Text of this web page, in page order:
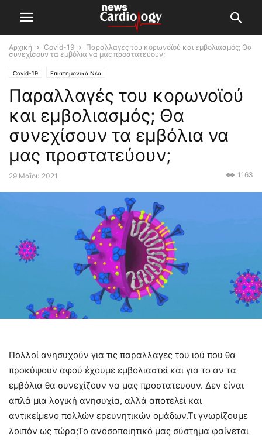
Αρχική Covid-19
Παραλλαγές του κορωνοϊού και εμβολιασμός; Θα
συνεχίσουν τα εμβόλια να μας προστατεύουν;
Covid-19 Επιστημονικά Νέα
Παραλλαγές του κορωνοϊού
και εμβολιασμός; Θα
συνεχίσουν τα εμβόλια να
μας προστατεύουν;
29 Μαΐου 2021 1163
Πολλοί ανησυχούν για τις παραλλαγες του ιού που θα
προκύψουν αφού έχουμε εμβολιαστεί και για το αν τα
εμβόλια θα συνεχίζουν να μας προστατευουν. Δεν είναι
απλά μια λογική ανησυχία, αλλά αποτελεί και
αντικείμενο πολλών ερευνητικών ομάδων.Τι γνωρίζουμε
λοιπόν ως τώρα;Το ανοσοποιητικό μας σύστημα φαίνεται